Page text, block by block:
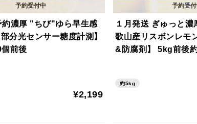
ん！？スモモ！？と思うほどかな
よりも小さいというのでしょうか。
生産者の私にとって実は食べるのが
食べたらホントしっかりした黄桃の
私のような桃が大大大好きで、シ
それぞれ、たった1週間ほどで終
に召し上がっていただきたい、そう
約濃厚 "ちび"ゆら早生感
分光センサー糖度計測】
前後
¥2,199
１月発送 ぎゅっと濃
歌山産リスボンレモ
&防腐剤】 5kg前後
約5kg